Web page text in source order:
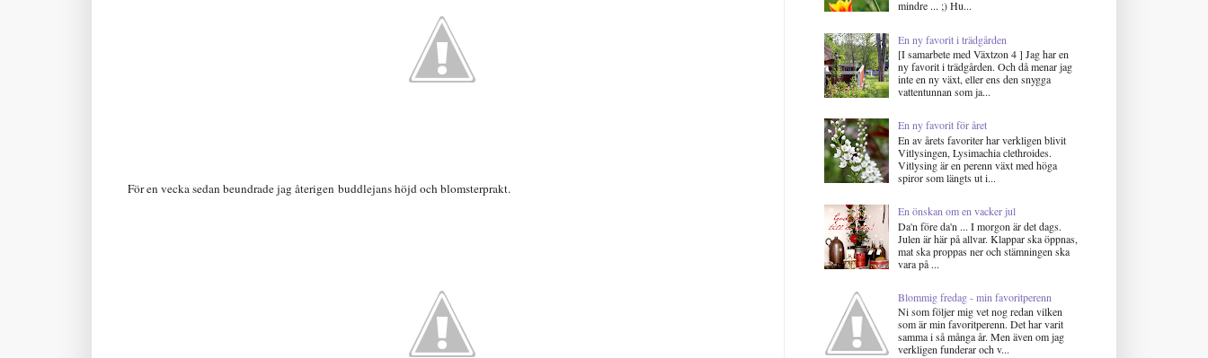
För en vecka sedan beundrade jag återigen buddlejanshöjd och blomsterprakt.
mindre ... ;) Hu...
En ny favorit i trädgården
[I samarbete med Växtzon 4 ] Jag har en
ny favorit i trädgården. Och då menar jag
inte en ny växt, eller ens den snygga
vattentunnan som ja...
En ny favorit för året
En av årets favoriter har verkligen blivit
Vitlysingen, Lysimachia clethroides.
Vitlysing är en perenn växt med höga
spiror som längts ut i...
En önskan om en vacker jul
Da'n före da'n ... I morgon är det dags.
Julen är här på allvar. Klappar ska öppnas,
mat ska proppas ner och stämningen ska
vara på ...
Blommig fredag - min favoritperenn
Ni som följer mig vet nog redan vilken
som är min favoritperenn. Det har varit
samma i så många år. Men även om jag
verkligen funderar och v...